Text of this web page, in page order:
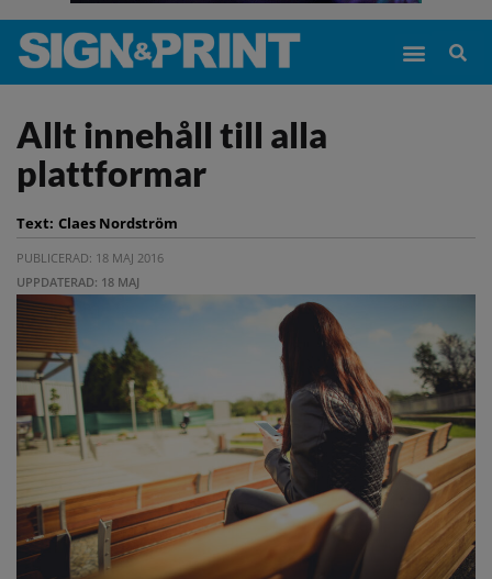
Allt innehåll till alla
plattformar
Text: Claes Nordström
PUBLICERAD: 18 MAJ 2016
UPPDATERAD: 18 MAJ